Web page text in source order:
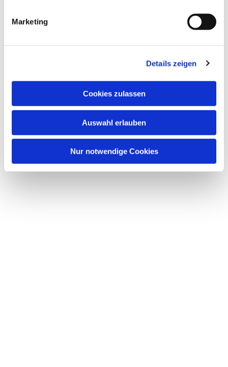
Marketing
Details zeigen
Cookies zulassen
Auswahl erlauben
Nur notwendige Cookies
Dies könnte Sie auch
interessieren